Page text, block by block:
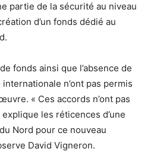
partie de la sécurité au niveau
d’un fonds dédié au
fonds ainsi que l’absence de
n’ont pas permis
« Ces accords n’ont pas
les réticences d’une
Nord pour ce nouveau
David Vigneron.